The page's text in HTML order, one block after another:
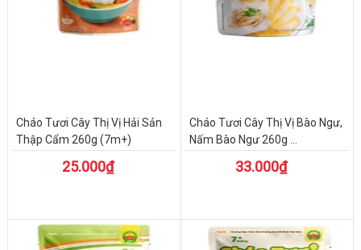
Cháo Tươi Cây Thị Vị Hải Sản
Thập Cẩm 260g (7m+)
25.000₫
Cháo Tươi Cây Thị Vị Bào Ngư,
Nấm Bào Ngư 260g ...
33.000₫